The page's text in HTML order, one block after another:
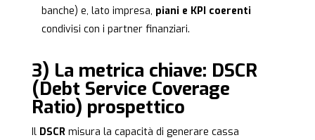
banche) e, lato impresa, piani e KPI coerenti
condivisi con i partner finanziari.
3) La metrica chiave: DSCR
(Debt Service Coverage
Ratio) prospettico
Il DSCRmisura la capacità di generare cassa